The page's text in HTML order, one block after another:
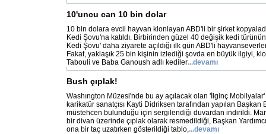
10'uncu can 10 bin dolar
10 bin dolara evcil hayvan klonlayan ABD'li bir şirket
Kedi Şovu'na katıldı. Birbirinden güzel 40 değişik kedi
Kedi Şovu' daha ziyarete açıldığı ilk gün ABD'li
Fakat, yaklaşık 25 bin kişinin izlediği şovda en büyük ilgiyi,
Tabouli ve Baba Ganoush adlı kediler...devamı
Bush çıplak!
Washıngton Müzesi'nde bu ay açılacak olan 'İlginç
karikatür sanatçısı Kayti Didriksen tarafından yapılan Başkan
müstehcen bulunduğu için sergilendiği duvardan indirildi.
bir divan üzerinde çıplak olarak resmedildiği, Başkan
ona bir taç uzatırken gösterildiği tablo,...devamı